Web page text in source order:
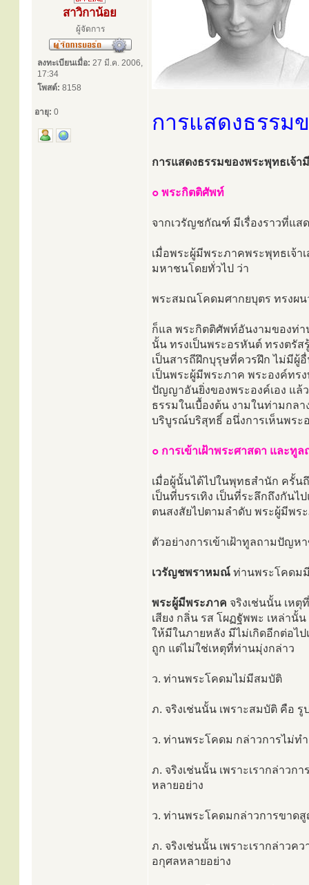
สาวิกาน้อย
ผู้จัดการ
ลงทะเบียนเมื่อ: 27 มี.ค. 2006,
17:34
โพสต์: 8158
อายุ: 0 การแสดงธรรม
การแสดงธรรมของพระพุทธเจ้
๐ พระกิตติศัพท์
จากเวรัญชกัณฑ์ มีเรื่องราวที่แส
เมื่อพระผู้มีพระภาคพระพุทธเจ้
มหาชนโดยทั่วไป ว่า
พระสมณโคดมศากยบุตร ทรงผน
ก็แล พระกิตติศัพท์อันงามของท่
นั้น ทรงเป็นพระอรหันต์ ทรงตรัส
เป็นสารถีฝึกบุรุษที่ควรฝึก ไม่มีผู้
เป็นพระผู้มีพระภาค พระองค์ทร
ปัญญาอันยิ่งของพระองค์เอง แ
ธรรมในเบื้องต้น งามในท่ามกล
บริบูรณ์บริสุทธิ์ อนึ่งการเห็นพระ
๐ การเข้าเฝ้าพระศาสดา และทู
เมื่อผู้นั้นได้ไปในพุทธสำนัก ครั้น
เป็นที่บรรเทิง เป็นที่ระลึกถึงกัน
ตนสงสัยไปตามลำดับ พระผู้มีพ
ตัวอย่างการเข้าเฝ้าทูลถามปัญ
เวรัญชพราหมณ์ ท่านพระโคดม
พระผู้มีพระภาค จริงเช่นนั้น เหตุ
เสียง กลิ่น รส โผฏฐัพพะ เหล่านั้
ให้มีในภายหลัง มีไม่เกิดอีกต่อไ
ถูก แต่ไม่ใช่เหตุที่ท่านมุ่งกล่าว
ว. ท่านพระโคดมไม่มีสมบัติ
ภ. จริงเช่นนั้น เพราะสมบัติ คือ
ว. ท่านพระโคดม กล่าวการไม่ทำ
ภ. จริงเช่นนั้น เพราะเรากล่าวก
หลายอย่าง
ว. ท่านพระโคดมกล่าวการขาด
ภ. จริงเช่นนั้น เพราะเรากล่าว
อกุศลหลายอย่าง